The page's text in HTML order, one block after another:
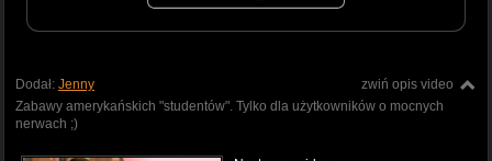
zwiń opis video
Dodał: Jenny
Zabawy amerykańskich "studentów". Tylko dla użytkowników o mocnych
nerwach ;)